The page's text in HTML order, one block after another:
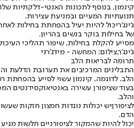
קינמון, בנוסף לתכונות האנטי-דלקתיות
תנועתיות המעיים ובמניעת עצירות.
ג'ינג'ריכול להיות יעיל בהפחתת בחילות
של בחילות בוקר בנשים בהריון.
מסייע להקלת בחילות, שיפור תהליכי
ג'ינג'ר,צילום: המחשה - מידג'רני
תרומה לבריאות הלב
התבלינים המרכיבים את תערובת הדלעת
הלב. לדוגמה, קינמון עשוי לסייע בהפחתת
בעוד שציפורן עשירה באנטיאוקסידנטים
והלב.
לציפורןיש יכולות נוגדות חמצון חזקות
הדם.
יכול להיות שהמקור לציפורניים חלשות